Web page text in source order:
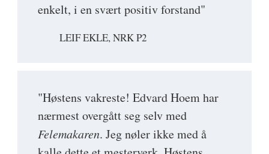
enkelt, i en svært positiv forstand"
LEIF EKLE, NRK P2
"Høstens vakreste! Edvard Hoem har
nærmest overgått seg selv med
Felemakaren. Jeg nøler ikke med å